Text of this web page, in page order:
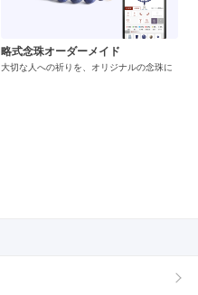
略式念珠オーダーメイド
大切な人への祈りを、オリジナルの念珠に